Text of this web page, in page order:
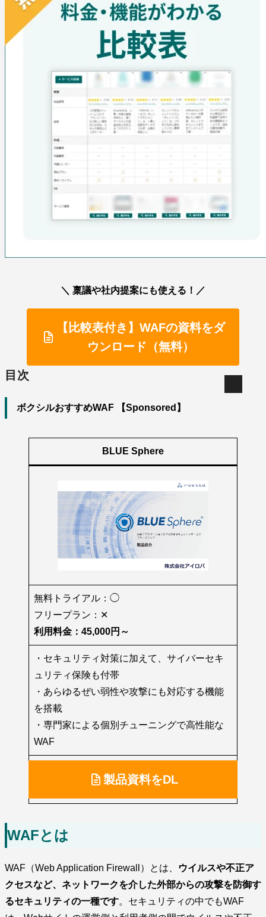
＼ 稟議や社内提案にも使える！／
【比較表付き】WAFの資料をダ
ウンロード（無料）
目次
ボクシルおすすめWAF 【Sponsored】
BLUE Sphere
無料トライアル：◯
フリープラン：✕
利用料金：45,000円～
・セキュリティ対策に加えて、サイバーセキ
ュリティ保険も付帯
・あらゆるぜい弱性や攻撃にも対応する機能
を搭載
・専門家による個別チューニングで高性能な
WAF
製品資料をDL
WAFとは
WAF（Web Application Firewall）とは、
ウイルスや不正ア
クセスなど、ネットワークを介した外部からの攻撃を防御す
るセキュリティの一種です。セキュリティの中でもWAF